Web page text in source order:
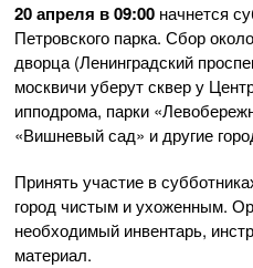
20 апреля в 09:00 начнется
Петровского парка. Сбор
дворца (Ленинградский
москвичи уберут сквер у
ипподрома, парки
«Вишневый сад» и другие
Принять участие в
город чистым и ухоженным.
необходимый инвентарь,
материал.